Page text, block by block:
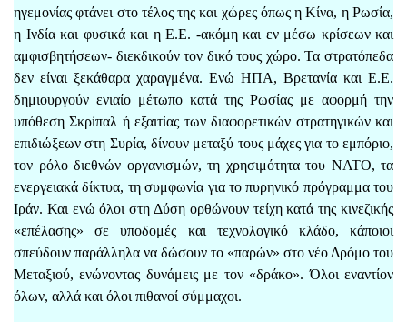
ηγεμονίας φτάνει στο τέλος της και χώρες όπως η Κίνα, η Ρωσία,
η Ινδία και φυσικά και η Ε.Ε. -ακόμη και εν μέσω κρίσεων και
αμφισβητήσεων- διεκδικούν τον δικό τους χώρο. Τα στρατόπεδα
δεν είναι ξεκάθαρα χαραγμένα. Ενώ ΗΠΑ, Βρετανία και Ε.Ε.
δημιουργούν ενιαίο μέτωπο κατά της Ρωσίας με αφορμή την
υπόθεση Σκρίπαλ ή εξαιτίας των διαφορετικών στρατηγικών και
επιδιώξεων στη Συρία, δίνουν μεταξύ τους μάχες για το εμπόριο,
τον ρόλο διεθνών οργανισμών, τη χρησιμότητα του ΝΑΤΟ, τα
ενεργειακά δίκτυα, τη συμφωνία για το πυρηνικό πρόγραμμα του
Ιράν. Και ενώ όλοι στη Δύση ορθώνουν τείχη κατά της κινεζικής
«επέλασης» σε υποδομές και τεχνολογικό κλάδο, κάποιοι
σπεύδουν παράλληλα να δώσουν το «παρών» στο νέο Δρόμο του
Μεταξιού, ενώνοντας δυνάμεις με τον «δράκο». Όλοι εναντίον
όλων, αλλά και όλοι πιθανοί σύμμαχοι.